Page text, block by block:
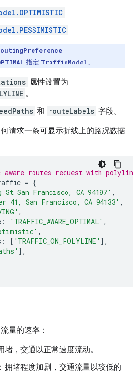
指定 TrafficModel。
属性设置为
。
和 routeLabels 字段。
请求一条可显示折线上的路况数据
routes request with
= {
St San Francisco, CA 94107' ,
41, San Francisco, CA 94133' ,
,
: 'TRAFFIC_AWARE_OPTIMAL' ,
,
: [ 'TRAFFIC_ON_POLYLINE' ],
],
量的速率：
堵，交通以正常速度流动。
拥堵程度加剧，交通流量以较低的